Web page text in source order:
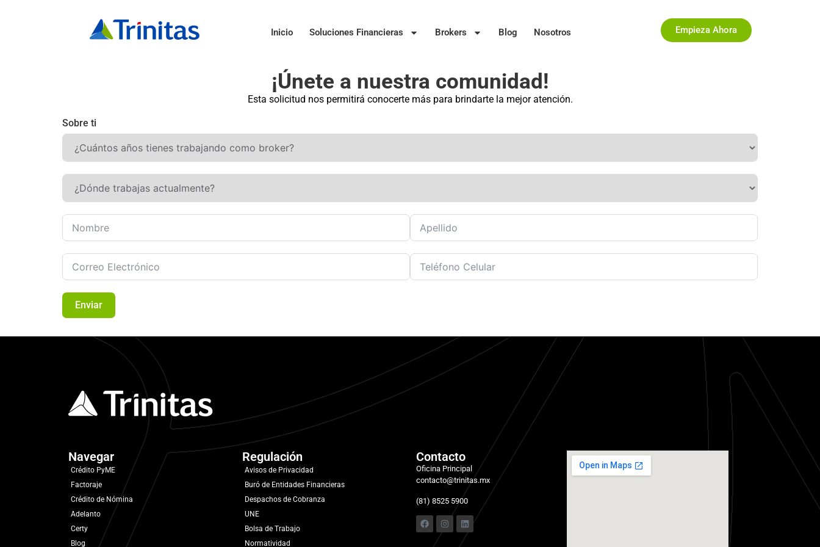
Inicio Soluciones Financieras Brokers Blog Nosotros Empieza Ahora
¡Únete a nuestra comunidad!
Esta solicitud nos permitirá conocerte más para brindarte la mejor atención.
Sobre ti
Enviar
Navegar
Crédito PyME
Factoraje
Crédito de Nómina
Adelanto
Certy
Blog
Regulación
Avisos de Privacidad
Buró de Entidades Financieras
Despachos de Cobranza
UNE
Bolsa de Trabajo
Normatividad
Contacto
Oficina Principal
contacto@trinitas.mx
(81) 8525 5900